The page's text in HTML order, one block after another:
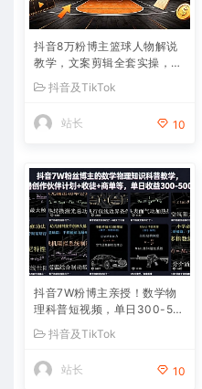
抖音8万粉博主篮球人物解说
教学，文案剪辑全套实操，玩
转伙伴计划精选单日收益破千
抖音及TikTok
站长 10
抖音7W粉博主亲授！数学物
理科普短视频，单日300-50
现
抖音及TikTok
站长 10